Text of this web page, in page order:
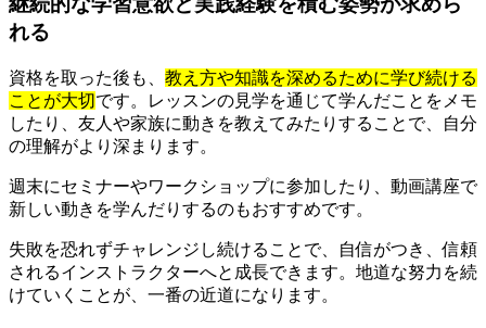
れる
資格を取った後も、 教え方や知識を深めるために学び続ける
ことが大切です。レッスンの見学を通じて学んだことをメモ
したり、友人や家族に動きを教えてみたりすることで、自分
の理解がより深まります。
週末にセミナーやワークショップに参加したり、動画講座で
新しい動きを学んだりするのもおすすめです。
失敗を恐れずチャレンジし続けることで、自信がつき、信頼
されるインストラクターへと成長できます。地道な努力を続
けていくことが、一番の近道になります。